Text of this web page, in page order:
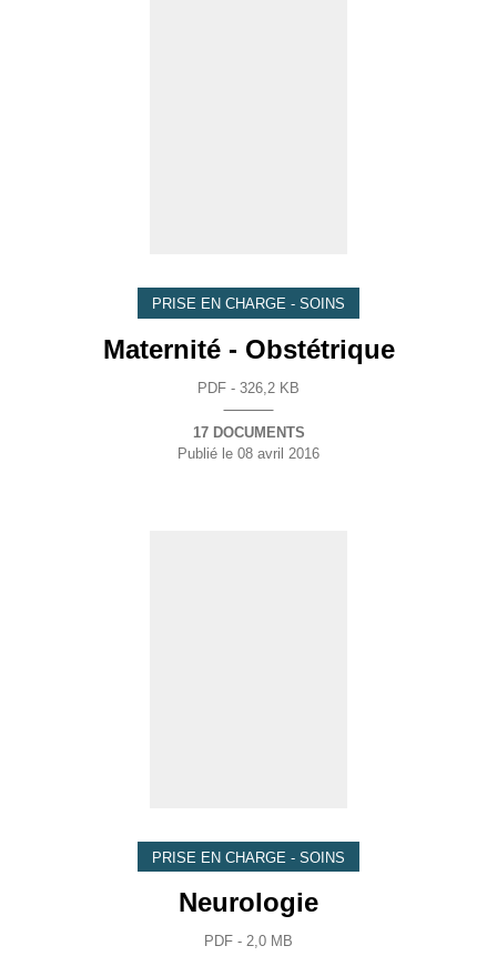
PRISE EN CHARGE - SOINS
Maternité - Obstétrique
PDF - 326,2 KB
17 DOCUMENTS
Publié le 08 avril 2016
PRISE EN CHARGE - SOINS
Neurologie
PDF - 2,0 MB